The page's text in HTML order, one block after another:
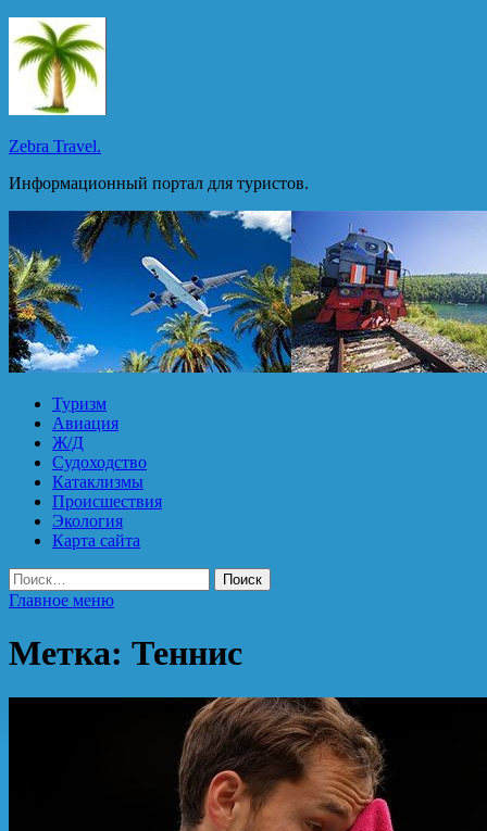
Перейти
к
содержимому
Zebra Travel.
Информационный портал для туристов.
Туризм
Авиация
Ж/Д
Судоходство
Катаклизмы
Происшествия
Экология
Карта сайта
Найти:
Главное меню
Метка: Теннис